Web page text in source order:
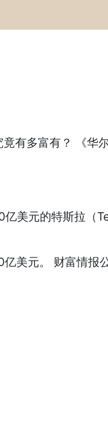
有多富有？ 《华
美元的特斯拉（
美元。 财富情报